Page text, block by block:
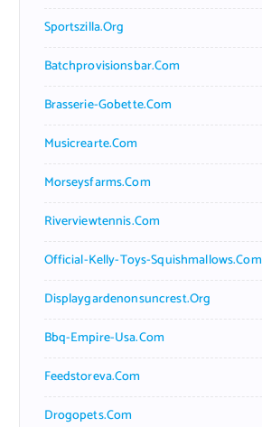
Sportszilla.org
Batchprovisionsbar.com
Brasserie-Gobette.com
Musicrearte.com
Morseysfarms.com
Riverviewtennis.com
Official-Kelly-Toys-Squishmallows.com
Displaygardenonsuncrest.org
Bbq-Empire-Usa.com
Feedstoreva.com
Drogopets.com